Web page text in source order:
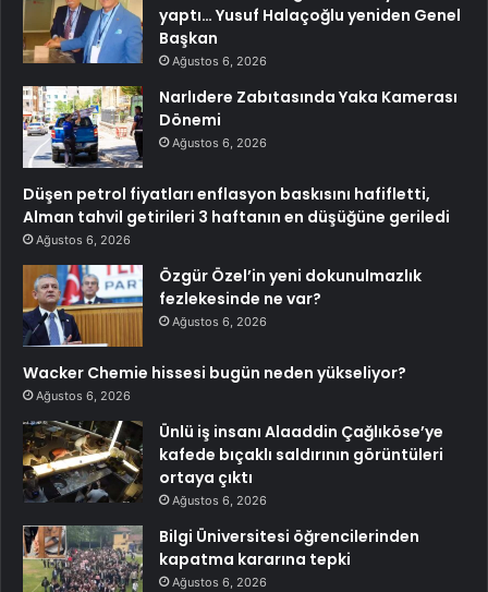
yaptı… Yusuf Halaçoğlu yeniden Genel
Başkan
Ağustos 6, 2026
Narlıdere Zabıtasında Yaka Kamerası
Dönemi
Ağustos 6, 2026
Düşen petrol fiyatları enflasyon baskısını hafifletti,
Alman tahvil getirileri 3 haftanın en düşüğüne geriledi
Ağustos 6, 2026
Özgür Özel’in yeni dokunulmazlık
fezlekesinde ne var?
Ağustos 6, 2026
Wacker Chemie hissesi bugün neden yükseliyor?
Ağustos 6, 2026
Ünlü iş insanı Alaaddin Çağlıköse’ye
kafede bıçaklı saldırının görüntüleri
ortaya çıktı
Ağustos 6, 2026
Bilgi Üniversitesi öğrencilerinden
kapatma kararına tepki
Ağustos 6, 2026